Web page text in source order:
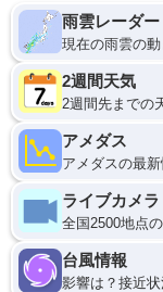
雨雲レーダー
現在の雨雲の
2週間天気
2週間先までの
アメダス
アメダスの最
ライブカメラ
全国2500地点
台風情報
影響は？接近